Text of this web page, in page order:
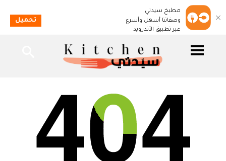
مطبخ سيدتي
وصفاتنا أسهل وأسرع
عبر تطبيق الأندرويد
تحميل